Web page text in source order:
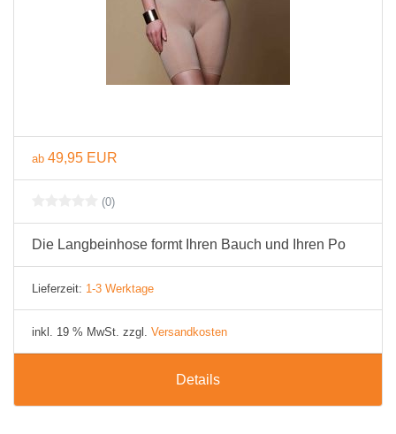
ab 49,95 EUR
(0)
Die Langbeinhose formt Ihren Bauch und Ihren Po
Lieferzeit: 1-3 Werktage
inkl. 19 % MwSt. zzgl. Versandkosten
Details